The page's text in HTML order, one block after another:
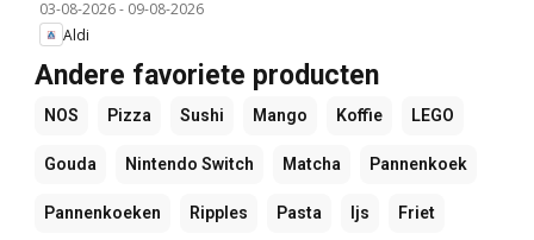
03-08-2026- 09-08-2026
Aldi
Andere favoriete producten
NOS Pizza Sushi Mango Koffie LEGO
Gouda Nintendo Switch Matcha Pannenkoek
Pannenkoeken Ripples Pasta Ijs Friet